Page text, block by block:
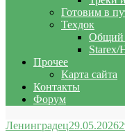
Готовим в
Техдок
Общий
Starex/
Прочее
Карта сайта
Контакты
Форум
Ленинградец29.05.2026